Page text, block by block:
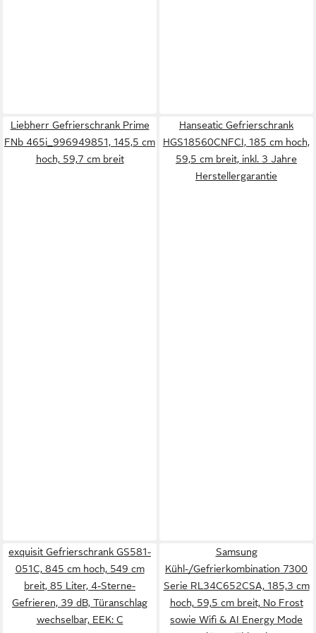
Liebherr Gefrierschrank Prime
FNb 465i_996949851, 145,5 cm
hoch, 59,7 cm breit
Hanseatic Gefrierschrank
HGS18560CNFCI, 185 cm hoch,
59,5 cm breit, inkl. 3 Jahre
Herstellergarantie
exquisit Gefrierschrank GS581-
051C, 845 cm hoch, 549 cm
breit, 85 Liter, 4-Sterne-
Gefrieren, 39 dB, Türanschlag
wechselbar, EEK: C
Samsung
Kühl-/Gefrierkombination 7300
Serie RL34C652CSA, 185,3 cm
hoch, 59,5 cm breit, No Frost
sowie Wifi & AI Energy Mode